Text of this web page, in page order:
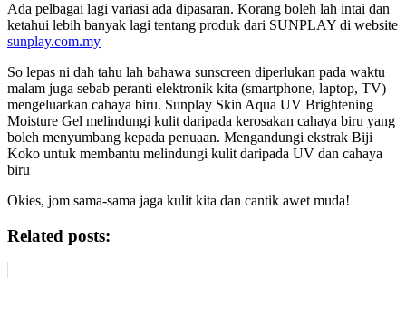
Ada pelbagai lagi variasi ada dipasaran. Korang boleh lah intai dan
ketahui lebih banyak lagi tentang produk dari SUNPLAY di website
sunplay.com.my
So lepas ni dah tahu lah bahawa sunscreen diperlukan pada waktu
malam juga sebab peranti elektronik kita (smartphone, laptop, TV)
mengeluarkan cahaya biru. Sunplay Skin Aqua UV Brightening
Moisture Gel melindungi kulit daripada kerosakan cahaya biru yang
boleh menyumbang kepada penuaan. Mengandungi ekstrak Biji
Koko untuk membantu melindungi kulit daripada UV dan cahaya
biru
Okies, jom sama-sama jaga kulit kita dan cantik awet muda!
Related posts: